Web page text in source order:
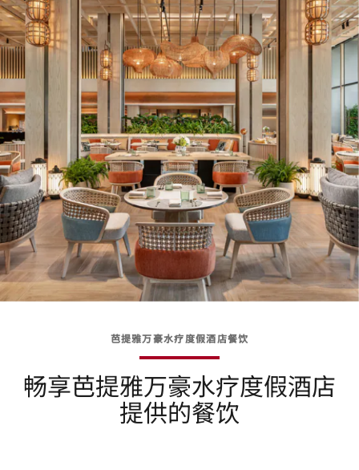
芭提雅万豪水疗度假酒店餐饮
畅享芭提雅万豪水疗度假酒店
提供的餐饮